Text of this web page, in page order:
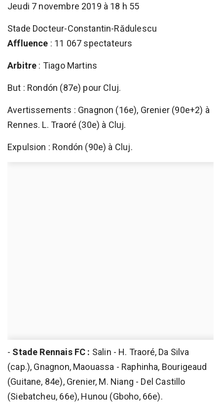
Jeudi 7 novembre 2019 à 18 h 55
Stade Docteur-Constantin-Rădulescu
Affluence : 11 067 spectateurs
Arbitre : Tiago Martins
But : Rondón (87e) pour Cluj.
Avertissements : Gnagnon (16e), Grenier (90e+2) à
Rennes. L. Traoré (30e) à Cluj.
Expulsion : Rondón (90e) à Cluj.
- Stade Rennais FC : Salin - H. Traoré, Da Silva
(cap.), Gnagnon, Maouassa - Raphinha, Bourigeaud
(Guitane, 84e), Grenier, M. Niang - Del Castillo
(Siebatcheu, 66e), Hunou (Gboho, 66e).